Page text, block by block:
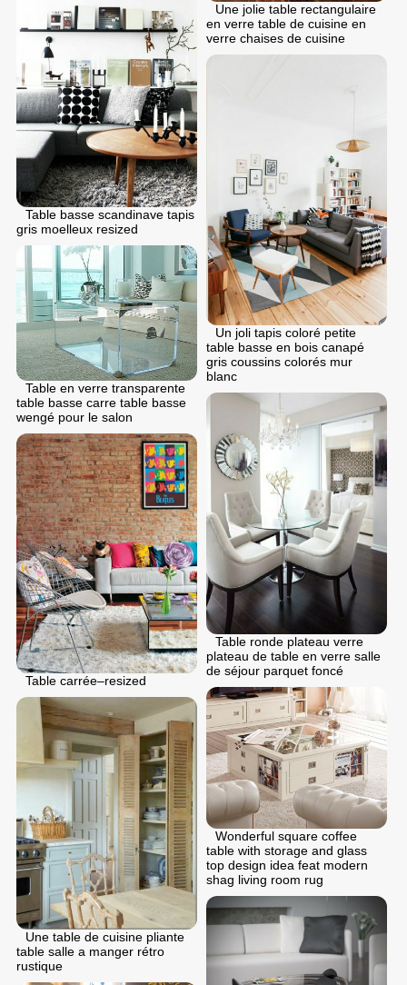
Une jolie table rectangulaire
en verre table de cuisine en
verre chaises de cuisine
Table basse scandinave tapis
gris moelleux resized
Un joli tapis coloré petite
table basse en bois canapé
gris coussins colorés mur
blanc
Table en verre transparente
table basse carre table basse
wengé pour le salon
Table ronde plateau verre
plateau de table en verre salle
de séjour parquet foncé
Table carrée–resized
Wonderful square coffee
table with storage and glass
top design idea feat modern
shag living room rug
Une table de cuisine pliante
table salle a manger rétro
rustique